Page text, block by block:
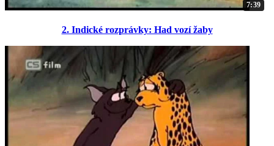
7:39
2. Indické rozprávky: Had vozí žaby